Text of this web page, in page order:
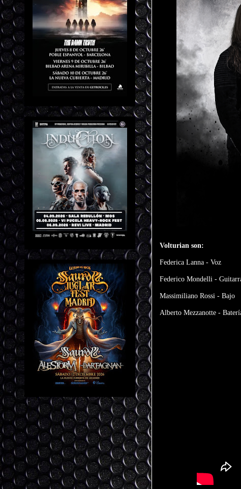
Volturian son:
Federica Lanna - Voz
Federico Mondelli -
Massimiliano Rossi - Bajo
Alberto Mezzanotte -